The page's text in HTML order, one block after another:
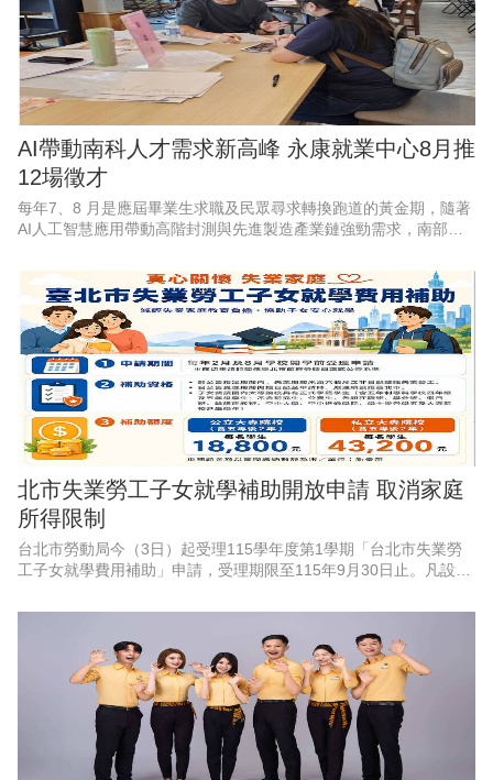
AI帶動南科人才需求新高峰 永康就業中心8月推
12場徵才
每年7、8 月是應屆畢業生求職及民眾尋求轉換跑道的黃金期，隨著
AI人工智慧應用帶動高階封測與先進製造產業鏈強勁需求，南部科
發展署雲嘉南分署永康
北市失業勞工子女就學補助開放申請 取消家庭
所得限制
台北市勞動局今（3日）起受理115學年度第1學期「台北市失業勞
工子女就學費用補助」申請，受理期限至115年9月30日止。凡設籍
內大專校院並